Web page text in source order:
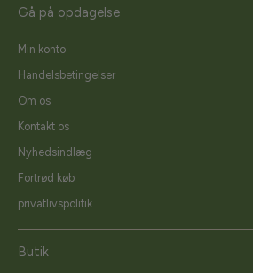
Gå på opdagelse
Min konto
Handelsbetingelser
Om os
Kontakt os
Nyhedsindlæg
Fortrød køb
privatlivspolitik
Butik